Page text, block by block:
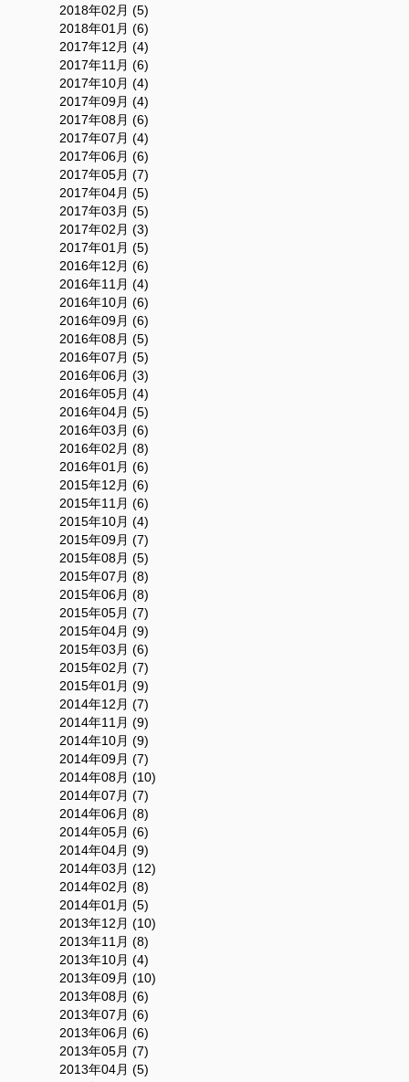
2018年02月 (5)
2018年01月 (6)
2017年12月 (4)
2017年11月 (6)
2017年10月 (4)
2017年09月 (4)
2017年08月 (6)
2017年07月 (4)
2017年06月 (6)
2017年05月 (7)
2017年04月 (5)
2017年03月 (5)
2017年02月 (3)
2017年01月 (5)
2016年12月 (6)
2016年11月 (4)
2016年10月 (6)
2016年09月 (6)
2016年08月 (5)
2016年07月 (5)
2016年06月 (3)
2016年05月 (4)
2016年04月 (5)
2016年03月 (6)
2016年02月 (8)
2016年01月 (6)
2015年12月 (6)
2015年11月 (6)
2015年10月 (4)
2015年09月 (7)
2015年08月 (5)
2015年07月 (8)
2015年06月 (8)
2015年05月 (7)
2015年04月 (9)
2015年03月 (6)
2015年02月 (7)
2015年01月 (9)
2014年12月 (7)
2014年11月 (9)
2014年10月 (9)
2014年09月 (7)
2014年08月 (10)
2014年07月 (7)
2014年06月 (8)
2014年05月 (6)
2014年04月 (9)
2014年03月 (12)
2014年02月 (8)
2014年01月 (5)
2013年12月 (10)
2013年11月 (8)
2013年10月 (4)
2013年09月 (10)
2013年08月 (6)
2013年07月 (6)
2013年06月 (6)
2013年05月 (7)
2013年04月 (5)